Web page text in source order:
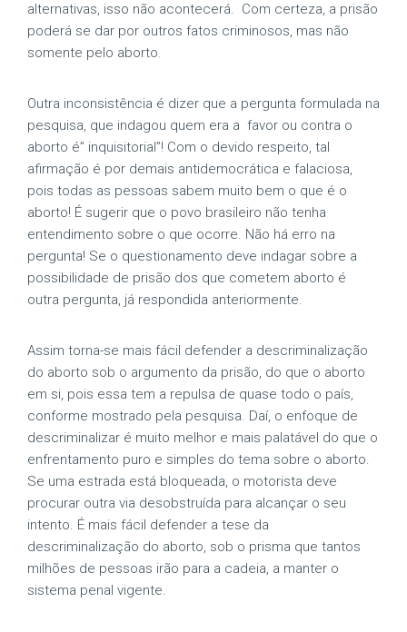
alternativas, isso não acontecerá. Com certeza, a prisão
poderá se dar por outros fatos criminosos, mas não
somente pelo aborto.
Outra inconsistência é dizer que a pergunta formulada na
pesquisa, que indagou quem era a favor ou contra o
aborto é” inquisitorial”! Com o devido respeito, tal
afirmação é por demais antidemocrática e falaciosa,
pois todas as pessoas sabem muito bem o que é o
aborto! É sugerir que o povo brasileiro não tenha
entendimento sobre o que ocorre. Não há erro na
pergunta! Se o questionamento deve indagar sobre a
possibilidade de prisão dos que cometem aborto é
outra pergunta, já respondida anteriormente.
Assim torna-se mais fácil defender a descriminalização
do aborto sob o argumento da prisão, do que o aborto
em si, pois essa tem a repulsa de quase todo o país,
conforme mostrado pela pesquisa. Daí, o enfoque de
descriminalizar é muito melhor e mais palatável do que o
enfrentamento puro e simples do tema sobre o aborto.
Se uma estrada está bloqueada, o motorista deve
procurar outra via desobstruída para alcançar o seu
intento. É mais fácil defender a tese da
descriminalização do aborto, sob o prisma que tantos
milhões de pessoas irão para a cadeia, a manter o
sistema penal vigente.